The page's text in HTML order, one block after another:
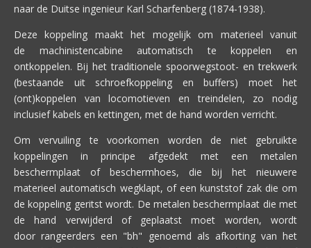
naar de Duitse ingenieur Karl Scharfenberg (1874-1938).
Deze koppeling maakt het mogelijk om materieel vanuit
de machinistencabine automatisch te koppelen en
ontkoppelen. Bij het traditionele spoorwegstoot- en trekwerk
(bestaande uit schroefkoppeling en buffers) moet het
(ont)koppelen van locomotieven en treindelen, zo nodig
inclusief kabels en kettingen, met de hand worden verricht.
Om vervuiling te voorkomen worden de niet gebruikte
koppelingen in principe afgedekt met een metalen
beschermplaat of beschermhoes, die bij het nieuwere
materieel automatisch wegklapt, of een kunststof zak die om
de koppeling geritst wordt. De metalen beschermplaat die met
de hand verwijderd of geplaatst moet worden, wordt
door rangeerders een "bh" genoemd als afkorting van het